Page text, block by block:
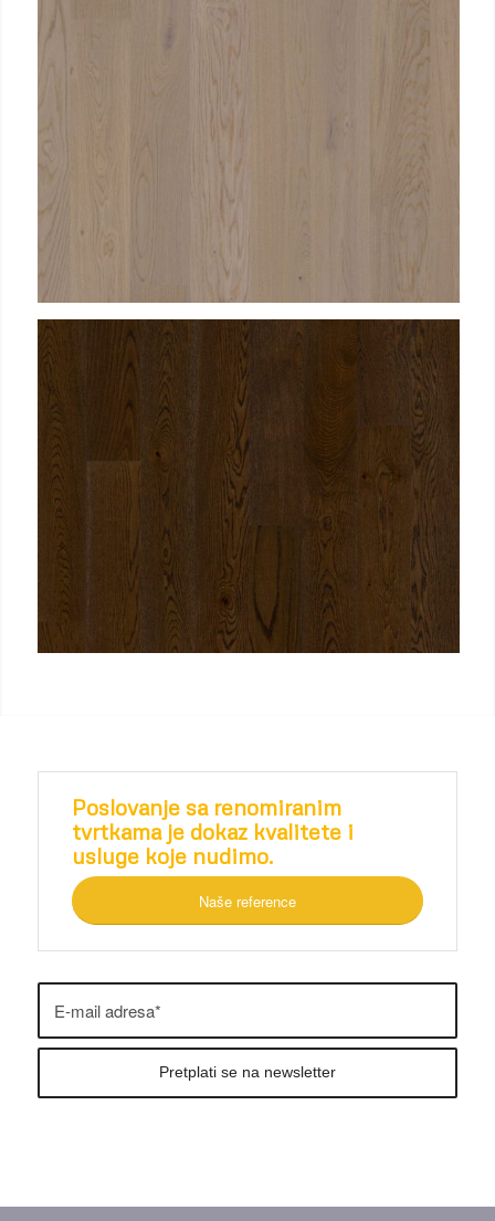
Poslovanje sa renomiranim
tvrtkama je dokaz kvalitete i
usluge koje nudimo.
Naše reference